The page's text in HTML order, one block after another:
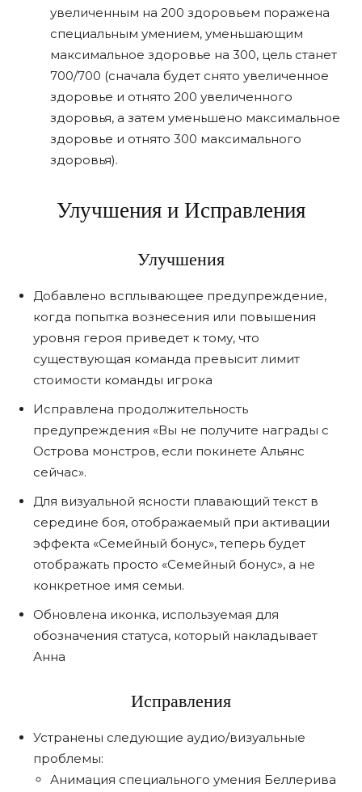
увеличенным на 200 здоровьем поражена
специальным умением, уменьшающим
максимальное здоровье на 300, цель станет
700/700 (сначала будет снято увеличенное
здоровье и отнято 200 увеличенного
здоровья, а затем уменьшено максимальное
здоровье и отнято 300 максимального
здоровья).
Улучшения и Исправления
Улучшения
Добавлено всплывающее предупреждение,
когда попытка вознесения или повышения
уровня героя приведет к тому, что
существующая команда превысит лимит
стоимости команды игрока
Исправлена продолжительность
предупреждения «Вы не получите награды с
Острова монстров, если покинете Альянс
сейчас».
Для визуальной ясности плавающий текст в
середине боя, отображаемый при активации
эффекта «Семейный бонус», теперь будет
отображать просто «Семейный бонус», а не
конкретное имя семьи.
Обновлена иконка, используемая для
обозначения статуса, который накладывает
Анна
Исправления
Устранены следующие аудио/визуальные
проблемы:
Анимация специального умения Беллерива